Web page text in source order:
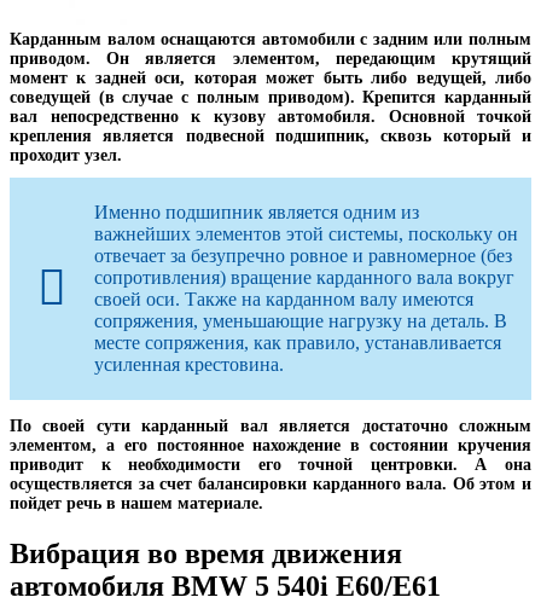
Карданным валом оснащаются автомобили с задним или полным
приводом. Он является элементом, передающим крутящий
момент к задней оси, которая может быть либо ведущей, либо
соведущей (в случае с полным приводом). Крепится карданный
вал непосредственно к кузову автомобиля. Основной точкой
крепления является подвесной подшипник, сквозь который и
проходит узел.
Именно подшипник является одним из
важнейших элементов этой системы, поскольку он
отвечает за безупречно ровное и равномерное (без
сопротивления) вращение карданного вала вокруг
своей оси. Также на карданном валу имеются
сопряжения, уменьшающие нагрузку на деталь. В
месте сопряжения, как правило, устанавливается
усиленная крестовина.
По своей сути карданный вал является достаточно сложным
элементом, а его постоянное нахождение в состоянии кручения
приводит к необходимости его точной центровки. А она
осуществляется за счет балансировки карданного вала. Об этом и
пойдет речь в нашем материале.
Вибрация во время движения
автомобиля BMW 5 540i E60/E61